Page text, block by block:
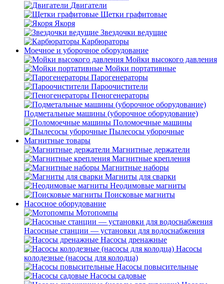
Двигатели
Щетки графитовые
Якоря
Звездочки ведущие
Карбюраторы
Моечное и уборочное оборудование
Мойки высокого давления
Мойки портативные
Парогенераторы
Пароочистители
Пеногенераторы
Подметальные машины (уборочное оборудование)
Поломоечные машины
Пылесосы уборочные
Магнитные товары
Магнитные держатели
Магнитные крепления
Магнитные наборы
Магниты для сварки
Неодимовые магниты
Поисковые магниты
Насосное оборудование
Мотопомпы
Насосные станции — установки для водоснабжения
Насосы дренажные
Насосы
колодезные (насосы для колодца)
Насосы повысительные
Насосы садовые